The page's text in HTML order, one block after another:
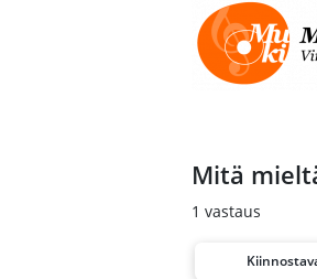
Mitä
1 vastaus